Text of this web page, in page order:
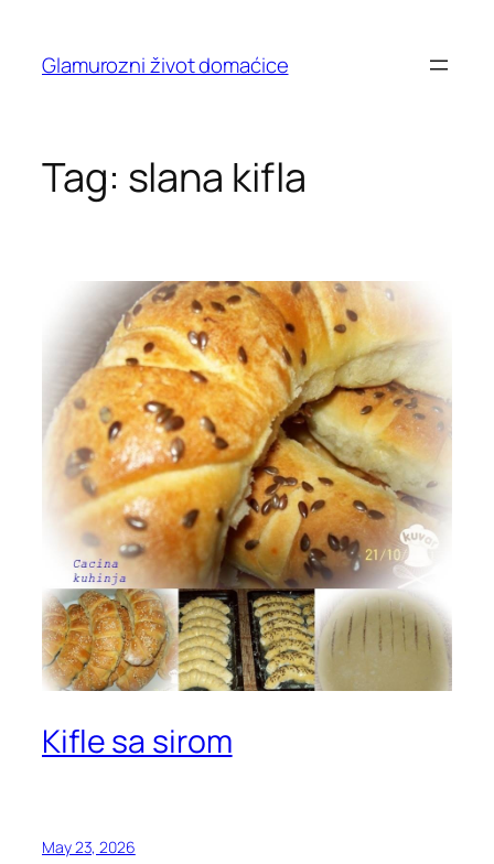
content
Glamurozni život domaćice
Tag: slana kifla
Kifle sa sirom
May 23, 2026